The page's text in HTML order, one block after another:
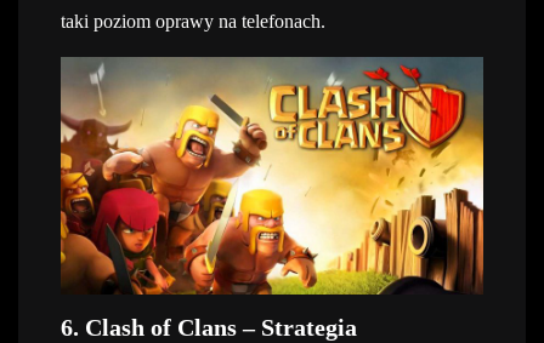
taki poziom oprawy na telefonach.
6. Clash of Clans – Strategia